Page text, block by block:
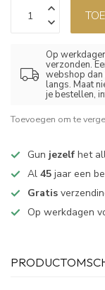
Op
verzonden.
webshop dan
langs. Maat
je bestellen,
Toevoegen om te
Gun jezelf het
Al 45 jaar een
Gratis
Op werkdagen